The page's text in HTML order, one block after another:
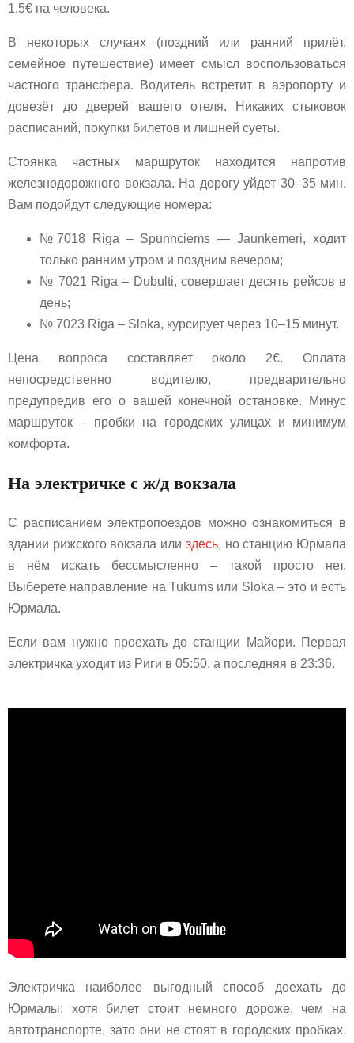
1,5€ на человека.
В некоторых случаях (поздний или ранний прилёт,
семейное путешествие) имеет смысл воспользоваться
частного трансфера. Водитель встретит в аэропорту и
довезёт до дверей вашего отеля. Никаких стыковок
расписаний, покупки билетов и лишней суеты.
Стоянка частных маршруток находится напротив
железнодорожного вокзала. На дорогу уйдет 30–35 мин.
Вам подойдут следующие номера:
№7018 Riga – Spunnciems — Jaunkemeri, ходит
только ранним утром и поздним вечером;
№ 7021 Riga – Dubulti, совершает десять рейсов в
день;
№ 7023 Riga – Sloka, курсирует через 10–15 минут.
Цена вопроса составляет около 2€. Оплата
непосредственно водителю, предварительно
предупредив его о вашей конечной остановке. Минус
маршруток – пробки на городских улицах и минимум
комфорта.
На электричке с ж/д вокзала
С расписанием электропоездов можно ознакомиться в
здании рижского вокзала или здесь, но станцию Юрмала
в нём искать бессмысленно – такой просто нет.
Выберете направление на Tukums или Sloka – это и есть
Юрмала.
Если вам нужно проехать до станции Майори. Первая
электричка уходит из Риги в 05:50, а последняя в 23:36.
Электричка наиболее выгодный способ доехать до
Юрмалы: хотя билет стоит немного дороже, чем на
автотранспорте, зато они не стоят в городских пробках.